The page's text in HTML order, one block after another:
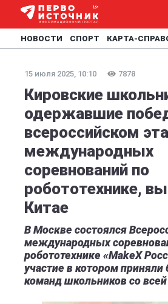
НОВОСТИ СПОРТ КАРТА-
15 июля 2025, 10:10 7878
Кировские
одержавшие
всероссийском
международных
соревнований по
робототехнике,
Китае
В Москве состоялся
международных
робототехнике «MakeX
участие в котором приняли
команд школьников со